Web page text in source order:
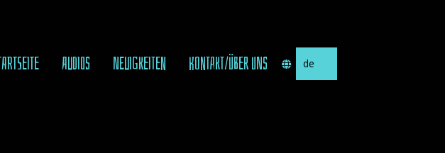
AUDIOS NEUIGKEITEN KONTAKT/ÜBER UNS
auswählen